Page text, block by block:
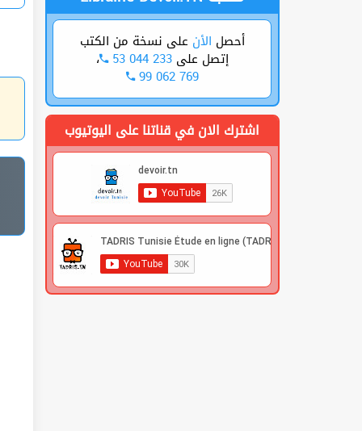
أحصل الأن على نسخة من الكتب
إتصل على53 044 233 ،
99 062 769
اشترك الان في قناتنا على اليوتيوب